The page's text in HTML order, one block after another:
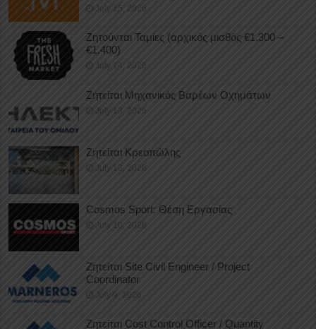
July 15, 2026
Ζητούνται Ταμίες (αρχικός μισθός €1.300 –
€1.400)
July 14, 2026
Ζητείται Μηχανικός Βαρέων Οχημάτων
July 13, 2026
Ζητείται Κρεοπώλης
July 12, 2026
Cosmos Sport: Θέση Εργασίας
July 10, 2026
Ζητείται Site Civil Engineer / Project
Coordinator
July 9, 2026
Ζητείται Cost Control Officer / Quantity